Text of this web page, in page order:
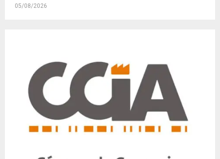
05/08/2026